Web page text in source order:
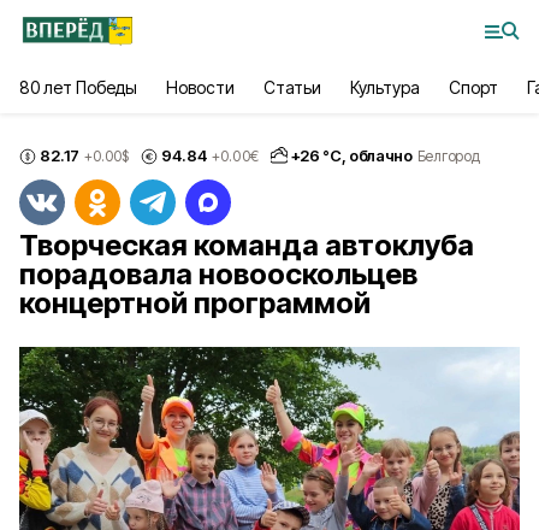
80 лет Победы Новости Статьи Культура Спорт
82.17 +0.00$ 94.84 +0.00€ +26 °С, облачно Белгород
Творческая команда автоклуба
порадовала новооскольцев
концертной программой